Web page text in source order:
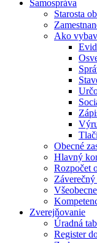
Samospráva
Starosta
Ako
Obecné
Hlavný
Rozpočet
Zverejňovanie
Úradná
Register